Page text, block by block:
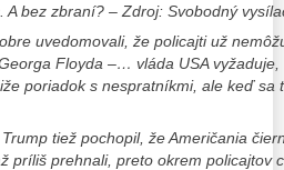
A bez zbraní? – Zdroj: Svobodný
uvedomovali, že policajti už
Floyda –… vláda USA
poriadok s nespratníkmi, ale keď
tiež pochopil, že Američania
príliš prehnali, preto okrem policajtov